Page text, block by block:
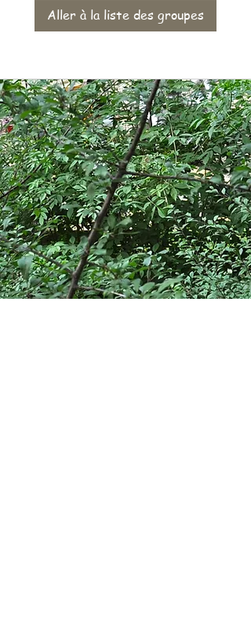
Aller à la liste des groupes